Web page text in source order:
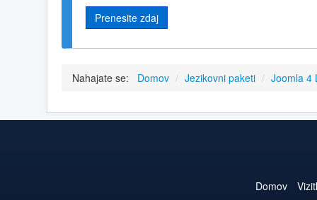
Prenesite zdaj
Nahajate se: Domov / Jezikovni paketi / Joomla 4
Domov